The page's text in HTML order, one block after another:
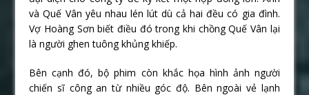
và Quế Vân yêu nhau lén lút dù cả hai đều có gia đình.
Vợ Hoàng Sơn biết điều đó trong khi chồng Quế Vân lại
là người ghen tuông khủng khiếp.
Bên cạnh đó, bộ phim còn khắc họa hình ảnh người
chiến sĩ công an từ nhiều góc độ. Bên ngoài vẻ lạnh